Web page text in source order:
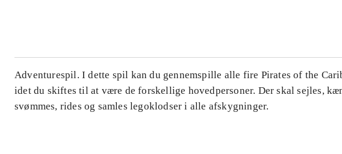
Adventurespil. I dette spil kan du gennemspille alle fire Pirates of the
idet du skiftes til at være de forskellige hovedpersoner. Der skal sejles,
svømmes, rides og samles legoklodser i alle afskygninger.